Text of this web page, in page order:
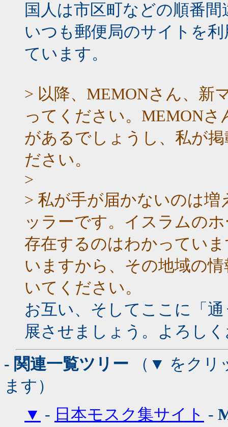
国人は市区町などの順番
いつも郵便局のサイトを
ています。
> 以降、MEMONさん、新
ってください。MEMON
があるでしょうし、私が
ださい。
>
> 私が手が届かないのは
ッラーです。イスラムの
存在するのはわかってい
いますから、その地域の
いてください。
お互い、そしてここに「
展させましょう。よろし
- 関連一覧ツリー （▼ をクリ
ます）
▼ - 日本モスク集サイト -